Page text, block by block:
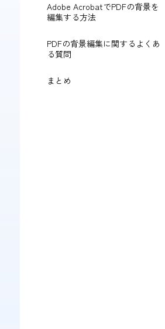
Adobe AcrobatでPDFの背景を
編集する方法
PDFの背景編集に関するよくあ
る質問
まとめ